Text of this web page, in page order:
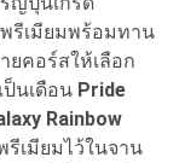
พรีเมียมพร้อมทาน
ยคอร์สให้เลือก
นเดือน Pride
Rainbow
เมียมไว้ในจาน